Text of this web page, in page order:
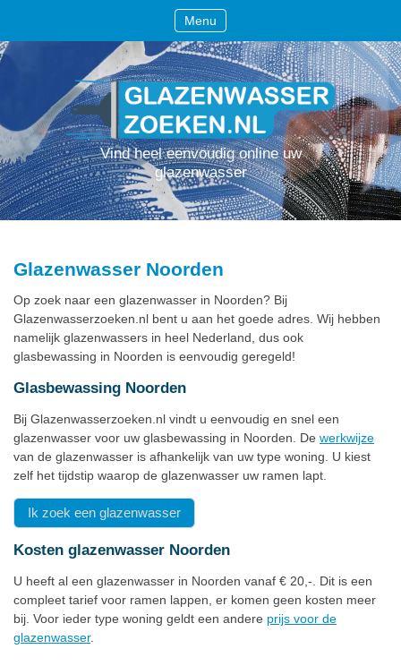
Menu
Vind heel eenvoudig online uw
glazenwasser
Glazenwasser Noorden
Op zoek naar een glazenwasser in Noorden? Bij
Glazenwasserzoeken.nl bent u aan het goede adres. Wij hebben
namelijk glazenwassers in heel Nederland, dus ook
glasbewassing in Noorden is eenvoudig geregeld!
Glasbewassing Noorden
Bij Glazenwasserzoeken.nl vindt u eenvoudig en snel een
glazenwasser voor uw glasbewassing in Noorden. De werkwijze
van de glazenwasser is afhankelijk van uw type woning. U kiest
zelf het tijdstip waarop de glazenwasser uw ramen lapt.
Ik zoek een glazenwasser
Kosten glazenwasser Noorden
U heeft al een glazenwasser in Noorden vanaf € 20,-. Dit is een
compleet tarief voor ramen lappen, er komen geen kosten meer
bij. Voor ieder type woning geldt een andere prijs voor de
glazenwasser.